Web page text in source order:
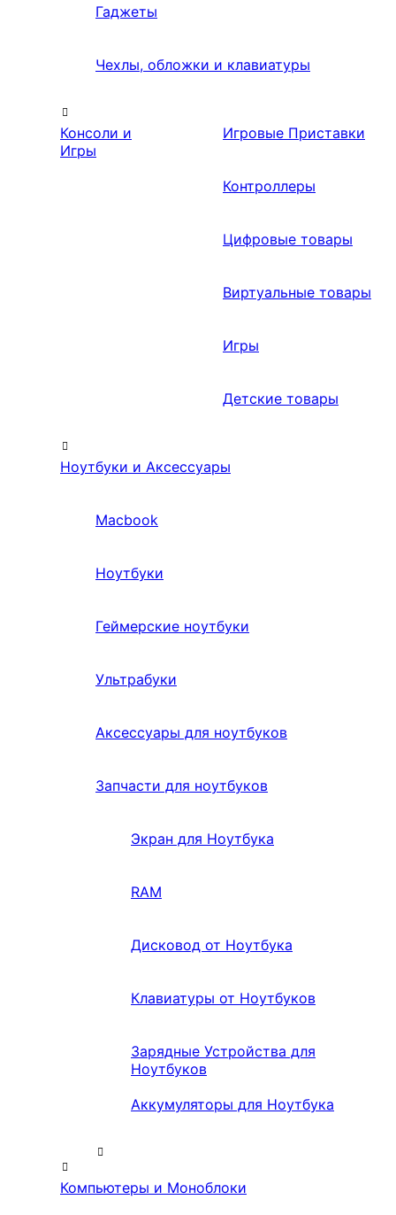
Гаджеты
Чехлы, обложки и клавиатуры
Консоли и
Игры
Игровые Приставки
Контроллеры
Цифровые товары
Виртуальные товары
Игры
Детские товары
Ноутбуки и Аксессуары
Macbook
Ноутбуки
Геймерские ноутбуки
Ультрабуки
Аксессуары для ноутбуков
Запчасти для ноутбуков
Экран для Ноутбука
RAM
Дисковод от Ноутбука
Клавиатуры от Ноутбуков
Зарядные Устройства для
Ноутбуков
Аккумуляторы для Ноутбука
Компьютеры и Моноблоки